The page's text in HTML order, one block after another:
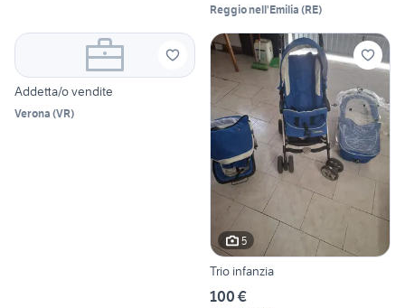
Reggio nell'Emilia (RE)
Addetta/o vendite
Verona (VR)
5
Trio infanzia
100 €